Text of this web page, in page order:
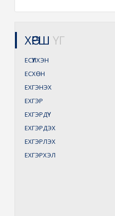
ХӨРШ ҮГ
ЕСҮҮЛХЭН
ЕСХӨН
ЕХГЭНЭХ
ЕХГЭР
ЕХГЭРДҮҮ
ЕХГЭРДЭХ
ЕХГЭРЛЭХ
ЕХГЭРХЭЛ